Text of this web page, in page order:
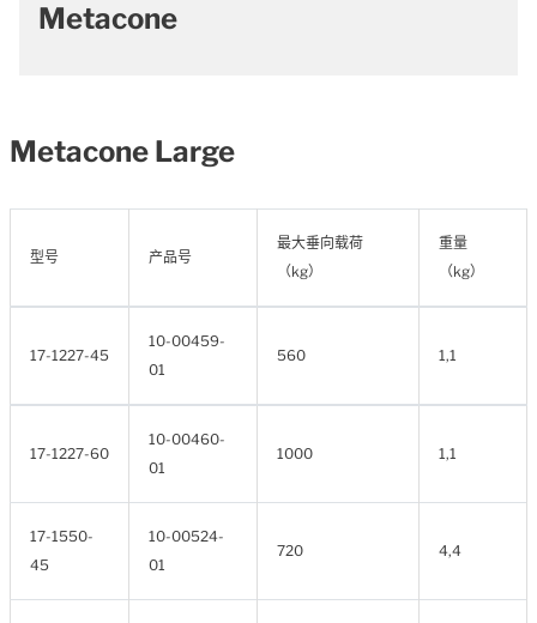
Metacone
Metacone Large
型号 产品号
最大垂向载荷
（kg）
重量
（kg）
17-1227-45
10-00459-
01
560 1,1
17-1227-60
10-00460-
01
1000 1,1
17-1550-
45
10-00524-
01
720 4,4